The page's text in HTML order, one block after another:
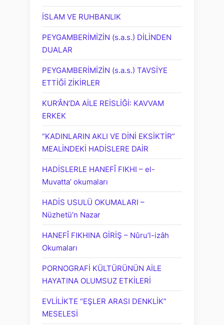
İSLAM VE RUHBANLIK
PEYGAMBERİMİZİN (s.a.s.) DİLİNDEN
DUALAR
PEYGAMBERİMİZİN (s.a.s.) TAVSİYE
ETTİĞİ ZİKİRLER
KUR’ÂN’DA AİLE REİSLİĞİ: KAVVAM
ERKEK
“KADINLARIN AKLI VE DİNİ EKSİKTİR”
MEALİNDEKİ HADİSLERE DAİR
HADİSLERLE HANEFÎ FIKHI – el-
Muvatta’ okumaları
HADİS USULÜ OKUMALARI –
Nüzhetü’n Nazar
HANEFÎ FIKHINA GİRİŞ – Nûru’l-izâh
Okumaları
PORNOGRAFİ KÜLTÜRÜNÜN AİLE
HAYATINA OLUMSUZ ETKİLERİ
EVLİLİKTE “EŞLER ARASI DENKLİK”
MESELESİ